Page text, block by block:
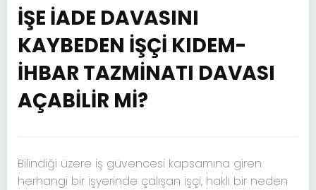
İŞE İADE DAVASINI
KAYBEDEN İŞÇİ KIDEM-
İHBAR TAZMİNATI DAVASI
AÇABİLİR Mİ?
Bilindiği üzere iş güvencesi kapsamına giren
herhangi bir işyerinde çalışan işçi, haklı bir neden